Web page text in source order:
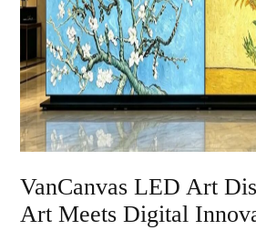
VanCanvas LED Art
Art Meets Digital